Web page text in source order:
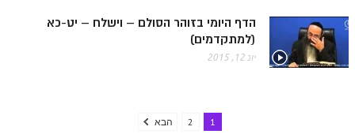
ספר הזוהר – ויקרא
ספר הזוהר הקדוש זוהר ויקרא השקפה
הדף היומי בזוהר הסולם – וישלח – יט-כא
(למתקדמים)
יונ 12, 2015
1
2 הבא